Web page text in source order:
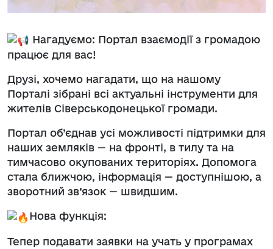
Нагадуємо: Портал взаємодії з громадою
працює для вас!
Друзі, хочемо нагадати, що на нашому
Порталі зібрані всі актуальні інструменти для
жителів Сіверськодонецької громади.
Портал об’єднав усі можливості підтримки для
наших земляків — на фронті, в тилу та на
тимчасово окупованих територіях. Допомога
стала ближчою, інформація — доступнішою, а
зворотний зв’язок — швидшим.
Нова функція:
Тепер подавати заявки на учать у програмах